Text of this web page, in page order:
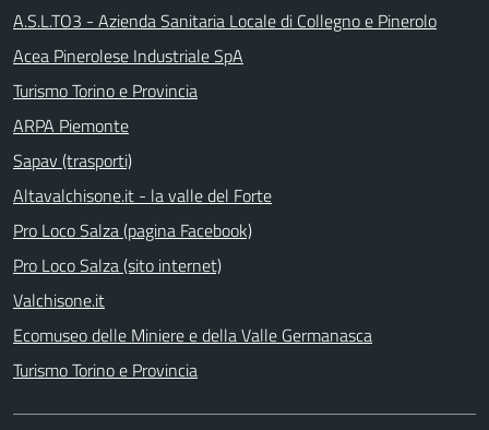
A.S.L.TO3 - Azienda Sanitaria Locale di Collegno e Pinerolo
Acea Pinerolese Industriale SpA
Turismo Torino e Provincia
ARPA Piemonte
Sapav (trasporti)
Altavalchisone.it - la valle del Forte
Pro Loco Salza (pagina Facebook)
Pro Loco Salza (sito internet)
Valchisone.it
Ecomuseo delle Miniere e della Valle Germanasca
Turismo Torino e Provincia